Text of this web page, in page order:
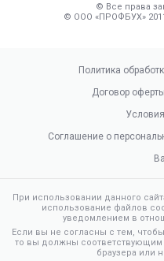
© Все права
© ООО «ПРОФБУХ»
Политика
Договор оферты
Соглашение о
При использовании данного
использование файлов
уведомлением в
Если вы не согласны с тем,
то вы должны соответствующим
браузера или